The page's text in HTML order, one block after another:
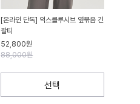
[온라인 단독] 익스클루시브 옆묶음 긴
팔티
52,800원
88,000원
선택